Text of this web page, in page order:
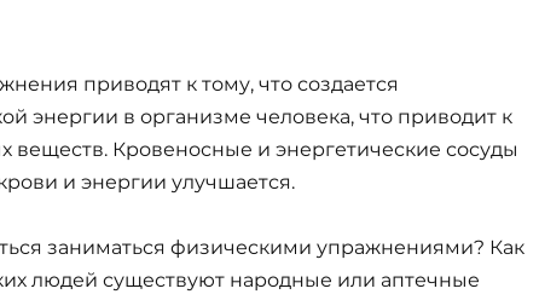
приводят к тому, что создается
энергии в организме человека, что приводит к
Кровеносные и энергетические сосуды
и энергии улучшается.
заниматься физическими упражнениями? Как
людей существуют народные или аптечные